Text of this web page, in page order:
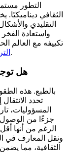
التطور
الثقافي ديناميكيًا.
التقليدي
واستعادة
تكييفه مع العالم
تلعب دورًا هامًا في تعزيز هذا الحوار.
هل
بالطبع. هذه
تحدد
المسؤوليات،
جزءًا من الوصول
الرغم من أنها
ونقل المعارف في
الثقافية، مما